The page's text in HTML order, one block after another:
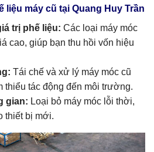
liệu máy cũ tại Quang Huy Trần
trị phế liệu: Các loại máy móc
cao, giúp bạn thu hồi vốn hiệu
Tái chế và xử lý máy móc cũ
thiểu tác động đến môi trường.
gian: Loại bỏ máy móc lỗi thời,
thiết bị mới.